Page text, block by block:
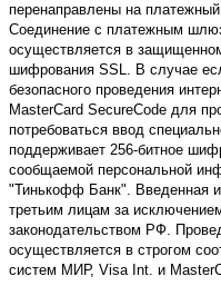
перенаправлены на
Соединение с платежным
осуществляется в
шифрования SSL. В случае
безопасного проведения
MasterCard SecureCode для
потребоваться ввод
поддерживает 256-битное
сообщаемой персональной
"Тинькофф Банк". Введенная
третьим лицам за
законодательством РФ.
осуществляется в строгом
систем МИР, Visa Int. и